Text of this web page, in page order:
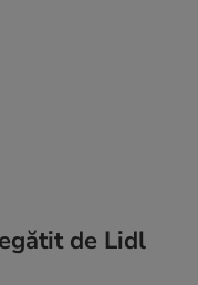
de Lidl